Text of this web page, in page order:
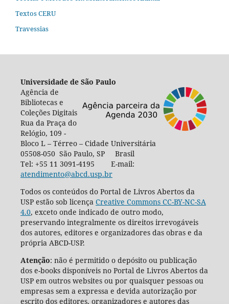
Textos CERU
Travessias
Universidade de São Paulo
Agência de
Bibliotecas e
Coleções Digitais
Rua da Praça do
Relógio, 109 -
Bloco L – Térreo – Cidade Universitária
05508-050 São Paulo, SP Brasil
Tel: +55 11 3091-4195 E-mail:
atendimento@abcd.usp.br
Todos os conteúdos do Portal de Livros Abertos da
USP estão sob licença Creative Commons CC-BY-NC-SA
4.0, exceto onde indicado de outro modo,
preservando integralmente os direitos irrevogáveis
dos autores, editores e organizadores das obras e da
própria ABCD-USP.
Atenção: não é permitido o depósito ou publicação
dos e-books disponíveis no Portal de Livros Abertos da
USP em outros websites ou por quaisquer pessoas ou
empresas sem a expressa e devida autorização por
escrito dos editores, organizadores e autores das